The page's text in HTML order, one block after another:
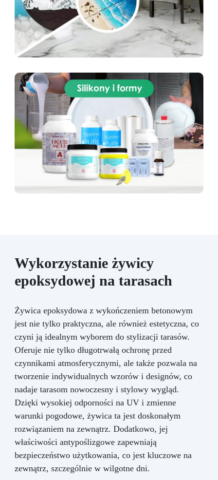
Wykorzystanie żywicy
epoksydowej na tarasach
Żywica epoksydowa z wykończeniem betonowym
jest nie tylko praktyczna, ale również estetyczna, co
czyni ją idealnym wyborem do stylizacji tarasów.
Oferuje nie tylko długotrwałą ochronę przed
czynnikami atmosferycznymi, ale także pozwala na
tworzenie indywidualnych wzorów i designów, co
nadaje tarasom nowoczesny i stylowy wygląd.
Dzięki wysokiej odporności na UV i zmienne
warunki pogodowe, żywica ta jest doskonałym
rozwiązaniem na zewnątrz. Dodatkowo, jej
właściwości antypoślizgowe zapewniają
bezpieczeństwo użytkowania, co jest kluczowe na
zewnątrz, szczególnie w wilgotne dni.